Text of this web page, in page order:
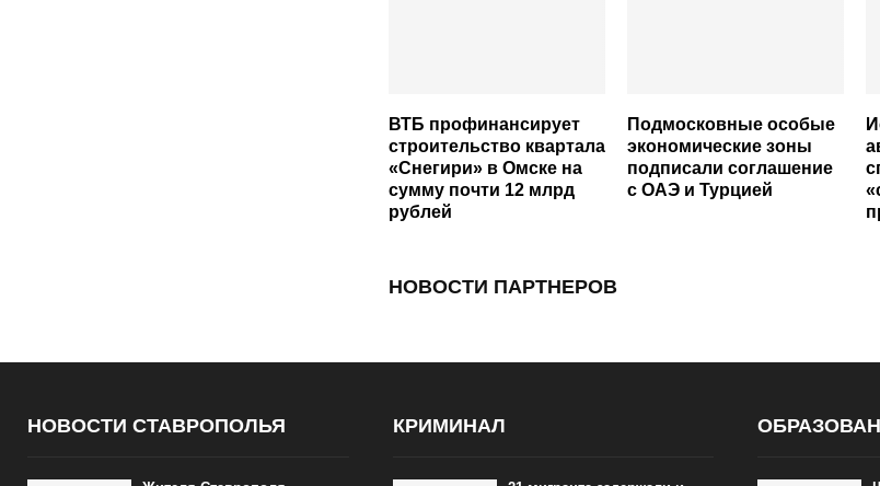
ВТБ профинансирует
строительство квартала
«Снегири» в Омске на
сумму почти 12 млрд
рублей
Подмосковные особые
экономические зоны
подписали соглашение
с ОАЭ и Турцией
НОВОСТИ ПАРТНЕРОВ
НОВОСТИ СТАВРОПОЛЬЯ КРИМИНАЛ